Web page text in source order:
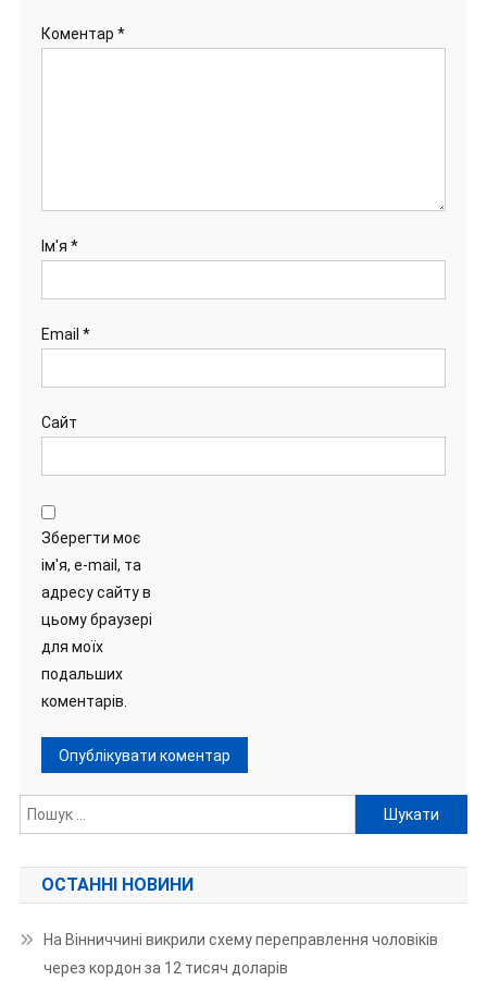
Коментар *
Ім'я *
Email *
Сайт
Зберегти моє
ім'я, e-mail, та
адресу сайту в
цьому браузері
для моїх
подальших
коментарів.
Пошук:
ОСТАННІ НОВИНИ
На Вінниччині викрили схему переправлення чоловіків
через кордон за 12 тисяч доларів